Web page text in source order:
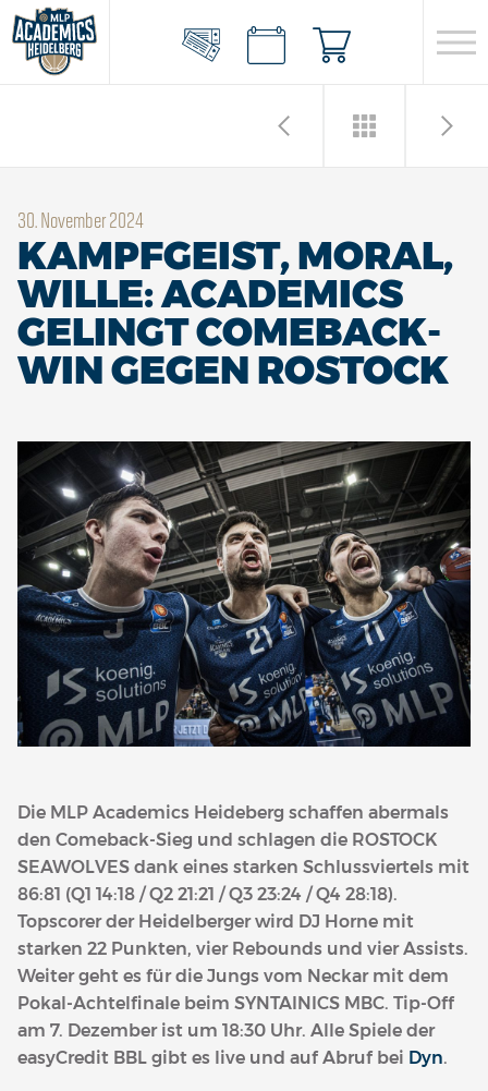
30. November 2024
KAMPFGEIST, MORAL,
WILLE: ACADEMICS
GELINGT COMEBACK-
WIN GEGEN ROSTOCK
Die MLP Academics Heideberg schaffen abermals
den Comeback-Sieg und schlagen die ROSTOCK
SEAWOLVES dank eines starken Schlussviertels mit
86:81 (Q1 14:18 / Q2 21:21 / Q3 23:24 / Q4 28:18).
Topscorer der Heidelberger wird DJ Horne mit
starken 22 Punkten, vier Rebounds und vier Assists.
Weiter geht es für die Jungs vom Neckar mit dem
Pokal-Achtelfinale beim SYNTAINICS MBC. Tip-Off
am 7. Dezember ist um 18:30 Uhr. Alle Spiele der
easyCredit BBL gibt es live und auf Abruf bei Dyn.